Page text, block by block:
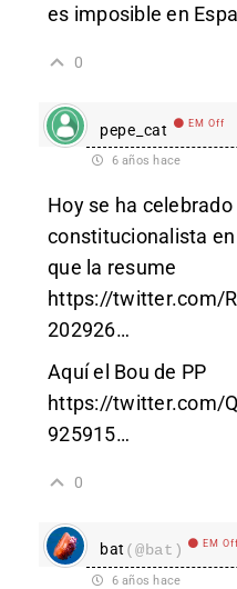
es imposible en
0
pepe_cat EM Off
6 años hace
Hoy se ha
constitucionalista
que la resume
https://twitter.com/
202926…
Aquí el Bou de PP
https://twitter.com/
925915…
0
bat (@bat) EM Off
6 años hace